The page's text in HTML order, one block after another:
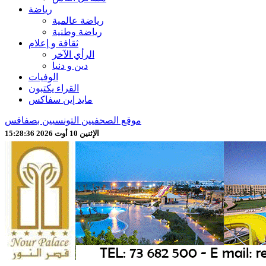
رياضة
رياضة عالمية
رياضة وطنية
ثقافة و إعلام
الرأي الآخر
دين و دنيا
الوفيات
القراء يكتبون
مايد إين سفاكس
موقع الصحفيين التونسيين بصفاقس
الإثنين 10 أوت 2026 15:28:38